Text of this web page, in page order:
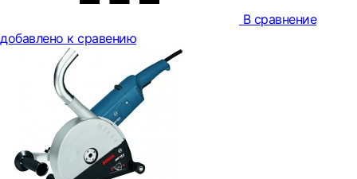
В сравнение
добавлено к сравению